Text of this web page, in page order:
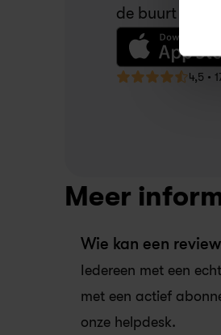
de buurt en
4,5 •
Meer
Wie kan een
Iedereen met een
met een actief
onze helpdesk.